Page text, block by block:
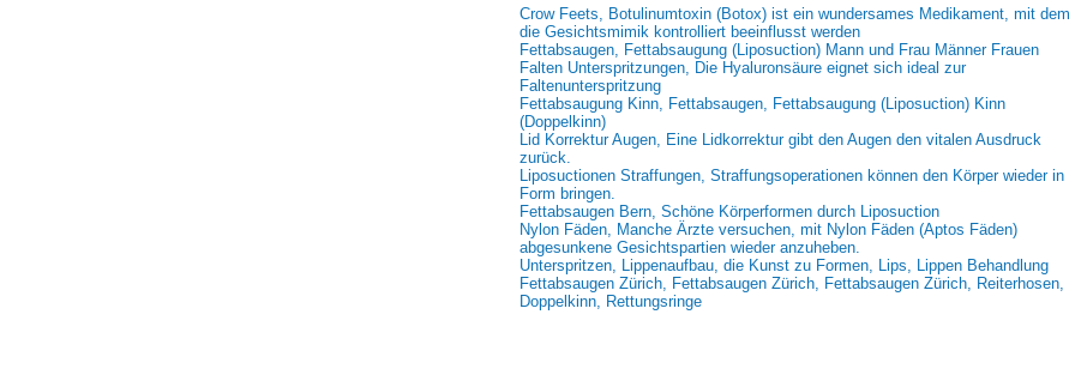
Crow Feets, Botulinumtoxin (Botox) ist ein wundersames Medikament, mit dem
die Gesichtsmimik kontrolliert beeinflusst werden
Fettabsaugen, Fettabsaugung (Liposuction) Mann und Frau Männer Frauen
Falten Unterspritzungen, Die Hyaluronsäure eignet sich ideal zur
Faltenunterspritzung
Fettabsaugung Kinn, Fettabsaugen, Fettabsaugung (Liposuction) Kinn
(Doppelkinn)
Lid Korrektur Augen, Eine Lidkorrektur gibt den Augen den vitalen Ausdruck
zurück.
Liposuctionen Straffungen, Straffungsoperationen können den Körper wieder in
Form bringen.
Fettabsaugen Bern, Schöne Körperformen durch Liposuction
Nylon Fäden, Manche Ärzte versuchen, mit Nylon Fäden (Aptos Fäden)
abgesunkene Gesichtspartien wieder anzuheben.
Unterspritzen, Lippenaufbau, die Kunst zu Formen, Lips, Lippen Behandlung
Fettabsaugen Zürich, Fettabsaugen Zürich, Fettabsaugen Zürich, Reiterhosen,
Doppelkinn, Rettungsringe